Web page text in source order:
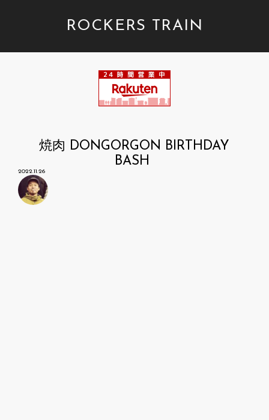
ROCKERS TRAIN
焼肉 DONGORGON BIRTHDAY
BASH
2022.11.26